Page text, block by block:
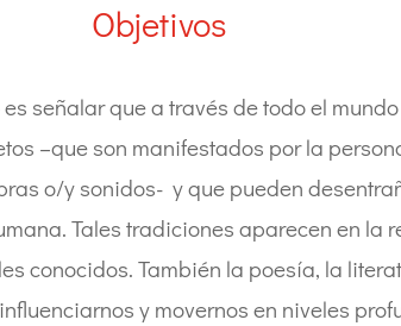
Objetivos
señalar que a través de todo el
–que son manifestados por la
o/y sonidos- y que pueden
Tales tradiciones aparecen en la
conocidos. También la poesía, la
y movernos en niveles